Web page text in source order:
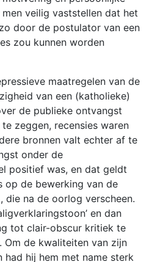
veilig vaststellen dat het
door de postulator van een
zou kunnen worden
maatregelen van de
van een (katholieke)
de publieke ontvangst
zeggen, recensies waren
bronnen valt echter af te
onder de
positief was, en dat geldt
op de bewerking van de
die na de oorlog verscheen.
en dan
tot clair-obscur kritiek te
Om de kwaliteiten van zijn
had hij hem met name sterk